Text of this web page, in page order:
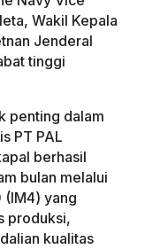
Wakil Kepala
Jenderal
tinggi
penting dalam
PT PAL
berhasil
bulan melalui
(IM4) yang
produksi,
kualitas